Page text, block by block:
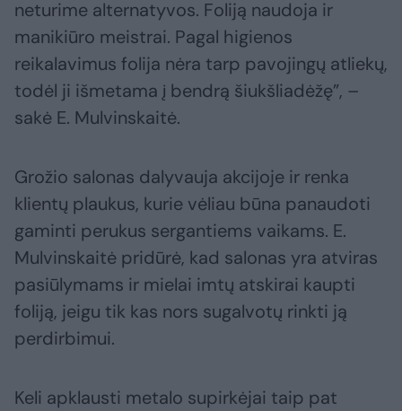
neturime alternatyvos. Foliją naudoja ir
manikiūro meistrai. Pagal higienos
reikalavimus folija nėra tarp pavojingų atliekų,
todėl ji išmetama į bendrą šiukšliadėžę”, –
sakė E. Mulvinskaitė.
Grožio salonas dalyvauja akcijoje ir renka
klientų plaukus, kurie vėliau būna panaudoti
gaminti perukus sergantiems vaikams. E.
Mulvinskaitė pridūrė, kad salonas yra atviras
pasiūlymams ir mielai imtų atskirai kaupti
foliją, jeigu tik kas nors sugalvotų rinkti ją
perdirbimui.
Keli apklausti metalo supirkėjai taip pat